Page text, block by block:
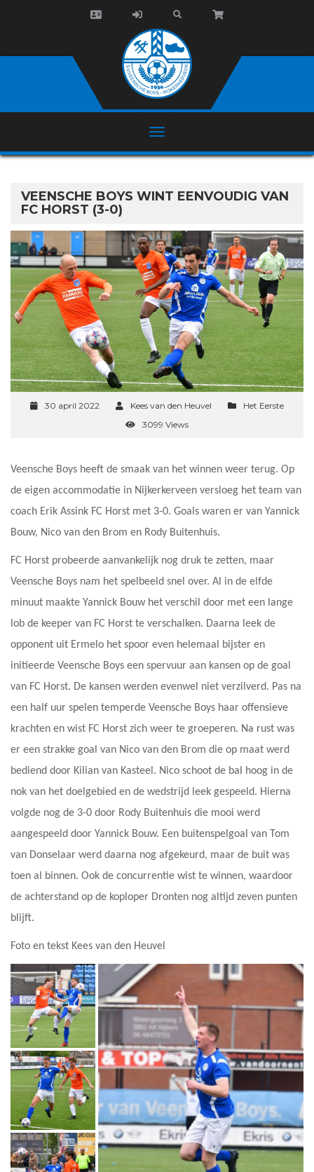
VEENSCHE BOYS WINT EENVOUDIG VAN
FC HORST (3-0)
30 april 2022 Kees van den Heuvel
Het Eerste
3099 Views
Veensche Boys heeft de smaak van het winnen weer terug. Op
de eigen accommodatie in Nijkerkerveen versloeg het team van
coach Erik Assink FC Horst met 3-0. Goals waren er van Yannick
Bouw, Nico van den Brom en Rody Buitenhuis.
FC Horst probeerde aanvankelijk nog druk te zetten, maar
Veensche Boys nam het spelbeeld snel over. Al in de elfde
minuut maakte Yannick Bouw het verschil door met een lange
lob de keeper van FC Horst te verschalken. Daarna leek de
opponent uit Ermelo het spoor even helemaal bijster en
initieerde Veensche Boys een spervuur aan kansen op de goal
van FC Horst. De kansen werden evenwel niet verzilverd. Pas na
een half uur spelen temperde Veensche Boys haar offensieve
krachten en wist FC Horst zich weer te groeperen. Na rust was
er een strakke goal van Nico van den Brom die op maat werd
bediend door Kilian van Kasteel. Nico schoot de bal hoog in de
nok van het doelgebied en de wedstrijd leek gespeeld. Hierna
volgde nog de 3-0 door Rody Buitenhuis die mooi werd
aangespeeld door Yannick Bouw. Een buitenspelgoal van Tom
van Donselaar werd daarna nog afgekeurd, maar de buit was
toen al binnen. Ook de concurrentie wist te winnen, waardoor
de achterstand op de koploper Dronten nog altijd zeven punten
blijft.
Foto en tekst Kees van den Heuvel